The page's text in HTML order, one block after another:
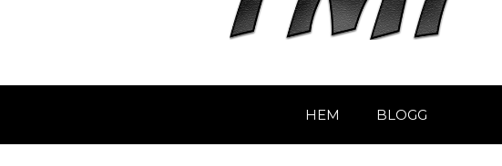
HEM BLOGG